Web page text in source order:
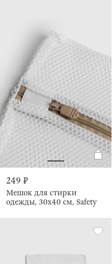
249 ₽
Мешок для стирки
одежды, 30х40 см, Safety